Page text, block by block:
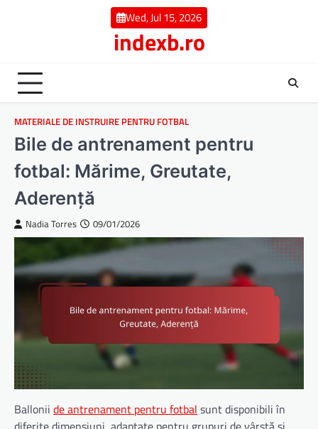
Wed, Jul 15, 2026
indexb.ro
MATERIALE DE INSTRUIRE PENTRU FOTBAL
Bile de antrenament pentru
fotbal: Mărime, Greutate,
Aderență
Nadia Torres 09/01/2026
Ballonii de antrenament pentru fotbal sunt disponibili în